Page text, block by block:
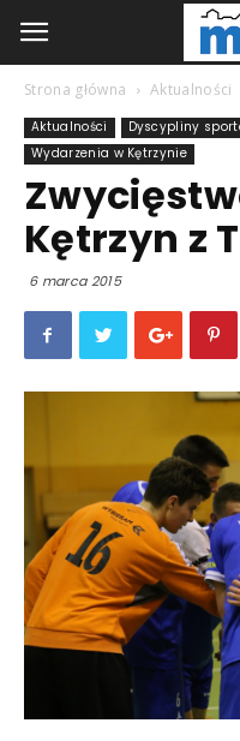
Strona główna Aktualności
Aktualności Dyscypliny
Wydarzenia w Kętrzynie
Kętrzyn z
6 marca 2015